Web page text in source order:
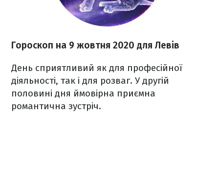
Гороскоп на 9 жовтня 2020 для Левів
День сприятливий як для професійної
діяльності, так і для розваг. У другій
половині дня ймовірна приємна
романтична зустріч.